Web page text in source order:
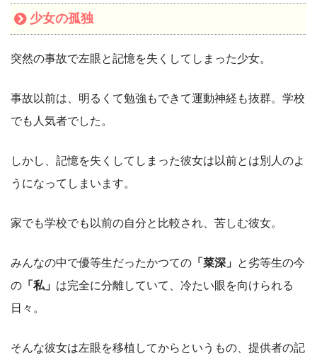
少女の孤独
突然の事故で左眼と記憶を失くしてしまった少女。
事故以前は、明るくて勉強もできて運動神経も抜群。学校
でも人気者でした。
しかし、記憶を失くしてしまった彼女は以前とは別人のよ
うになってしまいます。
家でも学校でも以前の自分と比較され、苦しむ彼女。
みんなの中で優等生だったかつての 「菜深」 と劣等生の今
の 「私」 は完全に分離していて、冷たい眼を向けられる
日々。
そんな彼女は左眼を移植してからというもの、提供者の記